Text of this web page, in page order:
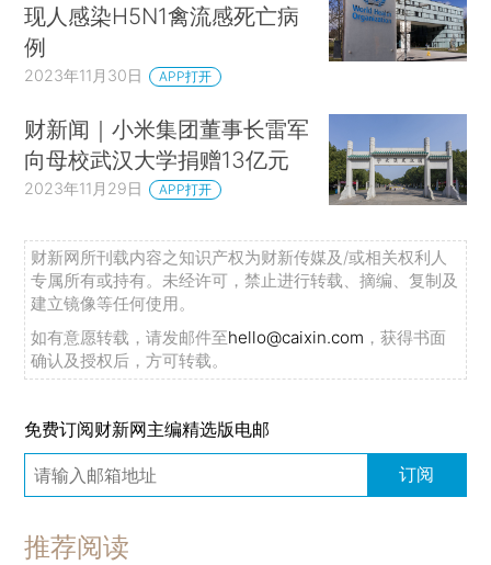
现人感染H5N1禽流感死亡病
例
2023年11月30日 APP打开
财新闻｜小米集团董事长雷军
向母校武汉大学捐赠13亿元
2023年11月29日 APP打开
财新网所刊载内容之知识产权为财新传媒及/或相关权利人
专属所有或持有。未经许可，禁止进行转载、摘编、复制及
建立镜像等任何使用。
如有意愿转载，请发邮件至hello@caixin.com ，获得书面
确认及授权后，方可转载。
免费订阅财新网主编精选版电邮
订阅
推荐阅读